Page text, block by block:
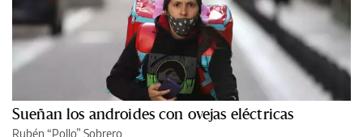
Sueñan los androides con ovejas eléctricas
Rubén “Pollo” Sobrero